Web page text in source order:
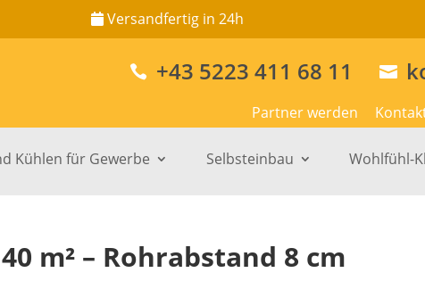
Versandfertig in 24h
 +43 5223 411 68 11 
Partner werden
Kühlen für Gewerbe Selbsteinbau Wohlfühl-
m² – Rohrabstand 8 cm